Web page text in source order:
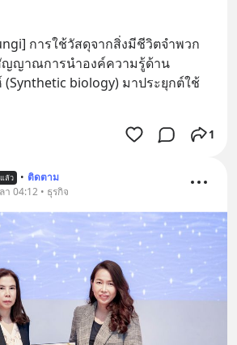
การใช้วัสดุจากสิ่งมีชีวิตจำพวก
ญญาณการนำองค์ความรู้ด้าน
(Synthetic biology) มาประยุกต์ใช้
1
ล้ว • ติดตาม
า 04:12 • ธุรกิจ